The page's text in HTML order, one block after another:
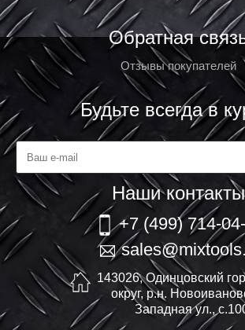
Обратная
Отзывы покупателей
Будьте всегда в
Наши контакты
+7 (499) 714-
143026, Одинцовский
округ, р.н.
Западная ул.,